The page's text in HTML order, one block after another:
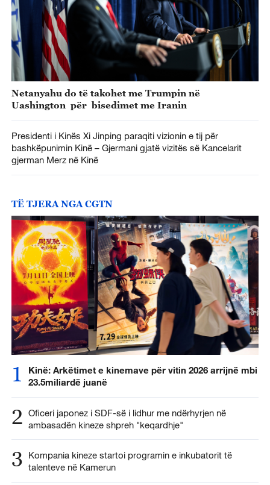
Netanyahu do të takohet me Trumpin në
Uashington për bisedimet me Iranin
Presidenti i Kinës Xi Jinping paraqiti vizionin e tij për
bashkëpunimin Kinë – Gjermani gjatë vizitës së Kancelarit
gjerman Merz në Kinë
TË TJERA NGA CGTN
1
Kinë: Arkëtimet e kinemave për vitin 2026 arrijnë mbi
23.5miliardë juanë
2 Oficeri japonez i SDF-së i lidhur me ndërhyrjen në
ambasadën kineze shpreh "keqardhje"
3
Kompania kineze startoi programin e inkubatorit të
talenteve në Kamerun